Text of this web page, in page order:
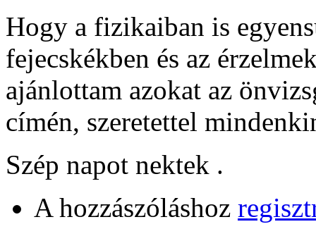
Hogy a fizikaiban is
fejecskékben és az
ajánlottam azokat az
címén, szeretettel
Szép napot nektek .
A hozzászóláshoz